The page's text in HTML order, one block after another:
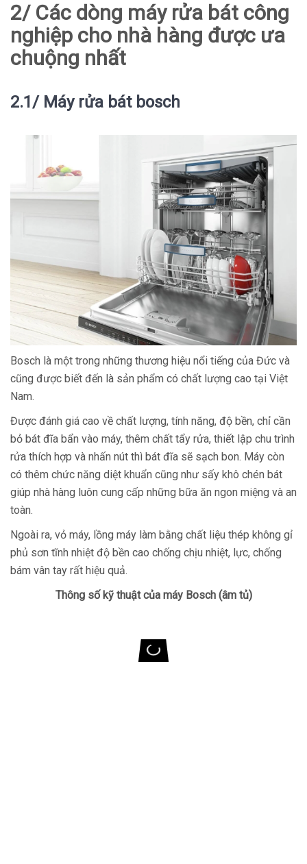
2/ Các dòng máy rửa bát công
nghiệp cho nhà hàng được ưa
chuộng nhất
2.1/ Máy rửa bát bosch
Bosch là một trong những thương hiệu nổi tiếng của Đức và
cũng được biết đến là sản phẩm có chất lượng cao tại Việt
Nam.
Được đánh giá cao về chất lượng, tính năng, độ bền, chỉ cần
bỏ bát đĩa bẩn vào máy, thêm chất tẩy rửa, thiết lập chu trình
rửa thích hợp và nhấn nút thì bát đĩa sẽ sạch bon. Máy còn
có thêm chức năng diệt khuẩn cũng như sấy khô chén bát
giúp nhà hàng luôn cung cấp những bữa ăn ngon miệng và an
toàn.
Ngoài ra, vỏ máy, lồng máy làm bằng chất liệu thép không gỉ
phủ sơn tĩnh nhiệt độ bền cao chống chịu nhiệt, lực, chống
bám vân tay rất hiệu quả.
Thông số kỹ thuật của máy Bosch (âm tủ)